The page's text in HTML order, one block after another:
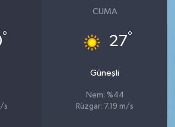
°
s
CUMA
27°
Güneşli
Nem: %44
Rüzgar: 7.19 m/s